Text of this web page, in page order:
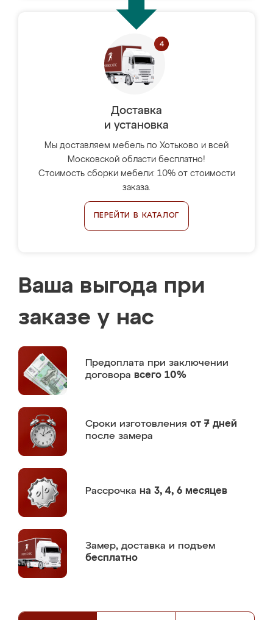
Доставка
и установка
Мы доставляем мебель по Хотьково и всей
Московской области бесплатно!
Стоимость сборки мебели: 10% от стоимости
заказа.
ПЕРЕЙТИ В КАТАЛОГ
Ваша выгода при
заказе у нас
Предоплата при заключении
договора всего 10%
Сроки изготовления от 7 дней
после замера
Рассрочка на 3, 4, 6 месяцев
Замер, доставка и подъем
бесплатно